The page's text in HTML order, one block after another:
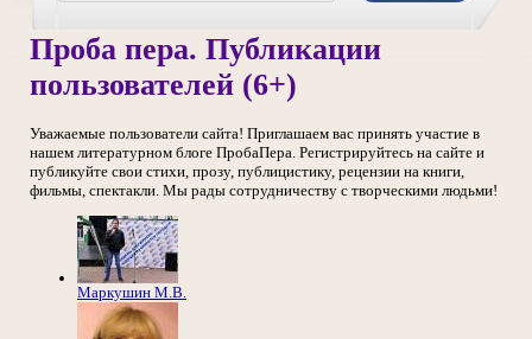
Проба пера. Публикации
пользователей (6+)
Уважаемые пользователи сайта! Приглашаем вас принять участие в
нашем литературном блоге ПробаПера. Регистрируйтесь на сайте и
публикуйте свои стихи, прозу, публицистику, рецензии на книги,
фильмы, спектакли. Мы рады сотрудничеству с творческими людьми!
Маркушин М.В.